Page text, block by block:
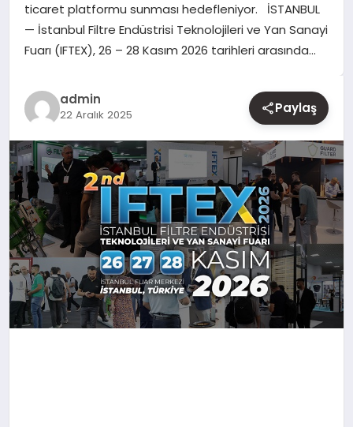
EĞITIM
ticaret platformu sunması hedefleniyor. İSTANBUL
— İstanbul Filtre Endüstrisi Teknolojileri ve Yan Sanayi
Fuarı (IFTEX), 26 – 28 Kasım 2026 tarihleri arasında…
admin
22 Aralık 2025 Paylaş